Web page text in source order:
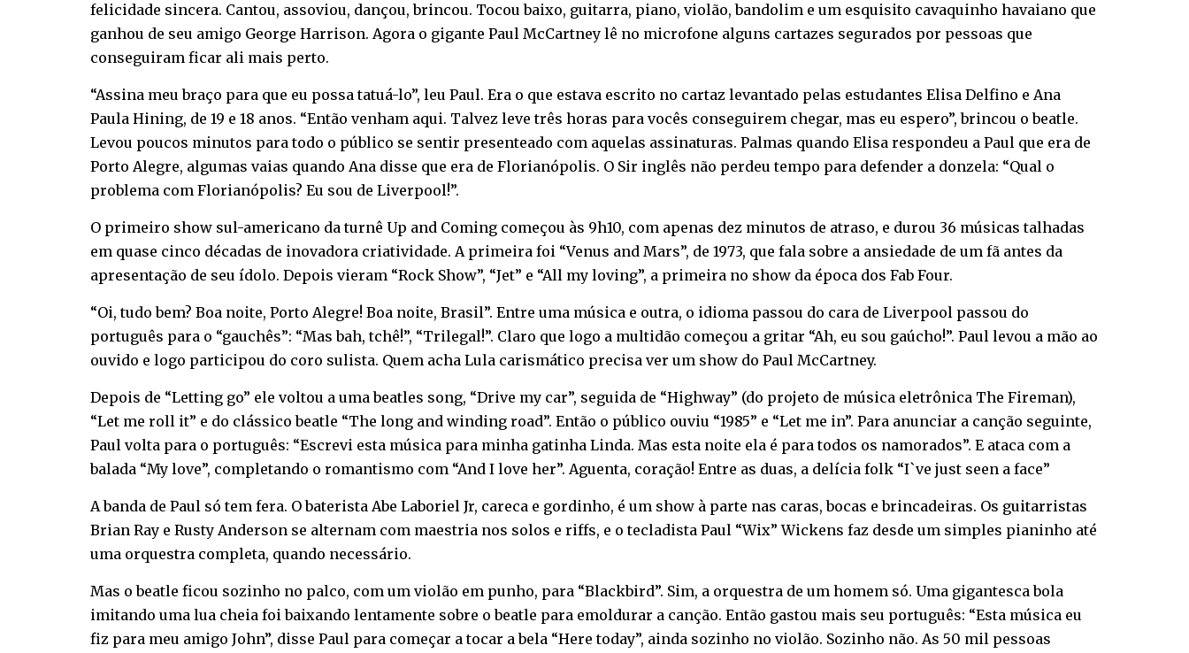
felicidade sincera. Cantou, assoviou, dançou, brincou. Tocou baixo, guitarra, piano, violão, bandolim e um esquisito cavaquinho havaiano que
ganhou de seu amigo George Harrison. Agora o gigante Paul McCartney lê no microfone alguns cartazes segurados por pessoas que
conseguiram ficar ali mais perto.
“Assina meu braço para que eu possa tatuá-lo”, leu Paul. Era o que estava escrito no cartaz levantado pelas estudantes Elisa Delfino e Ana
Paula Hining, de 19 e 18 anos. “Então venham aqui. Talvez leve três horas para vocês conseguirem chegar, mas eu espero”, brincou o beatle.
Levou poucos minutos para todo o público se sentir presenteado com aquelas assinaturas. Palmas quando Elisa respondeu a Paul que era de
Porto Alegre, algumas vaias quando Ana disse que era de Florianópolis. O Sir inglês não perdeu tempo para defender a donzela: “Qual o
problema com Florianópolis? Eu sou de Liverpool!”.
O primeiro show sul-americano da turnê Up and Coming começou às 9h10, com apenas dez minutos de atraso, e durou 36 músicas talhadas
em quase cinco décadas de inovadora criatividade. A primeira foi “Venus and Mars”, de 1973, que fala sobre a ansiedade de um fã antes da
apresentação de seu ídolo. Depois vieram “Rock Show”, “Jet” e “All my loving”, a primeira no show da época dos Fab Four.
“Oi, tudo bem? Boa noite, Porto Alegre! Boa noite, Brasil”. Entre uma música e outra, o idioma passou do cara de Liverpool passou do
português para o “gauchês”: “Mas bah, tchê!”, “Trilegal!”. Claro que logo a multidão começou a gritar “Ah, eu sou gaúcho!”. Paul levou a mão ao
ouvido e logo participou do coro sulista. Quem acha Lula carismático precisa ver um show do Paul McCartney.
Depois de “Letting go” ele voltou a uma beatles song, “Drive my car”, seguida de “Highway” (do projeto de música eletrônica The Fireman),
“Let me roll it” e do clássico beatle “The long and winding road”. Então o público ouviu “1985” e “Let me in”. Para anunciar a canção seguinte,
Paul volta para o português: “Escrevi esta música para minha gatinha Linda. Mas esta noite ela é para todos os namorados”. E ataca com a
balada “My love”, completando o romantismo com “And I love her”. Aguenta, coração! Entre as duas, a delícia folk “I`ve just seen a face”
A banda de Paul só tem fera. O baterista Abe Laboriel Jr, careca e gordinho, é um show à parte nas caras, bocas e brincadeiras. Os guitarristas
Brian Ray e Rusty Anderson se alternam com maestria nos solos e riffs, e o tecladista Paul “Wix” Wickens faz desde um simples pianinho até
uma orquestra completa, quando necessário.
Mas o beatle ficou sozinho no palco, com um violão em punho, para “Blackbird”. Sim, a orquestra de um homem só. Uma gigantesca bola
imitando uma lua cheia foi baixando lentamente sobre o beatle para emoldurar a canção. Então gastou mais seu português: “Esta música eu
fiz para meu amigo John”, disse Paul para começar a tocar a bela “Here today”, ainda sozinho no violão. Sozinho não. As 50 mil pessoas